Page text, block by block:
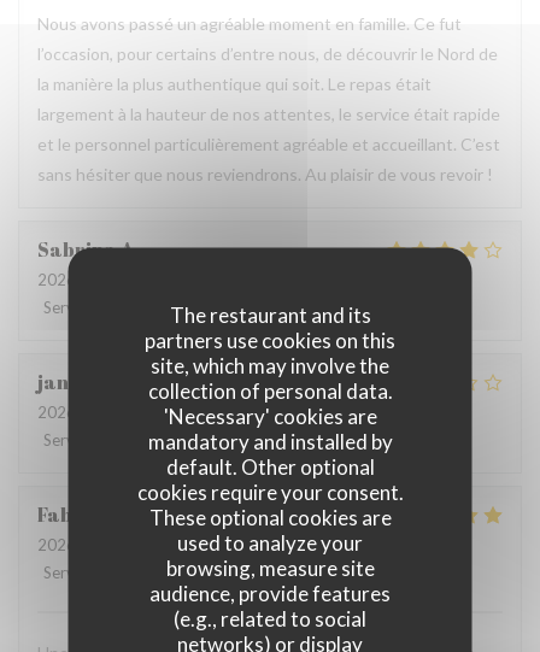
The restaurant and its
partners use cookies on this
site, which may involve the
collection of personal data.
'Necessary' cookies are
mandatory and installed by
default. Other optional
cookies require your consent.
These optional cookies are
used to analyze your
browsing, measure site
audience, provide features
(e.g., related to social
networks) or display
Nous avons passé un agréable moment en famille. Ce fut
l’occasion, pour certains d’entre nous, de découvrir le Nord de
la manière la plus authentique qui soit. Le repas était
largement à la hauteur de nos attentes, le service était rapide
et le personnel particulièrement agréable et accueillant. C’est
sans hésiter que nous reviendrons. Au plaisir de vous revoir !
SabrinaA
2026-07-25
Service
Ambiance /5 4 Value
jan
2026-07-28
- 19:30 - Guests 2
Service
Ambiance: 3/5 Food :3/5 Value :3/5
Fabrice
2026-07-19
- 12:00 - Guests 3
Service
Ambiance:5/5 Food: 4/5 Value: